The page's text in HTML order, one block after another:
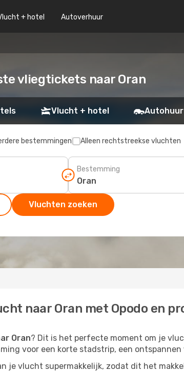
+ hotel Autoverhuur
vliegtickets naar Oran
Vlucht + hotel Autohuur
bestemmingen Alleen rechtstreekse vluchten
Bestemming
Vluchten zoeken
naar Oran met Opodo en
Oran? Dit is het perfecte moment om je
voor een korte stadstrip, een
je vlucht supermakkelijk, zodat dit het